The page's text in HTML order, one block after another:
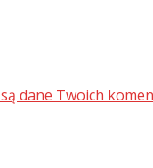
dane Twoich